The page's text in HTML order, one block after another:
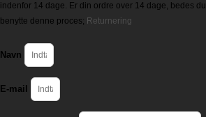
indenfor 14 dage. Er din ordre over 14 dage, bedes du
benytte denne proces; Returnering
Navn
E-mail